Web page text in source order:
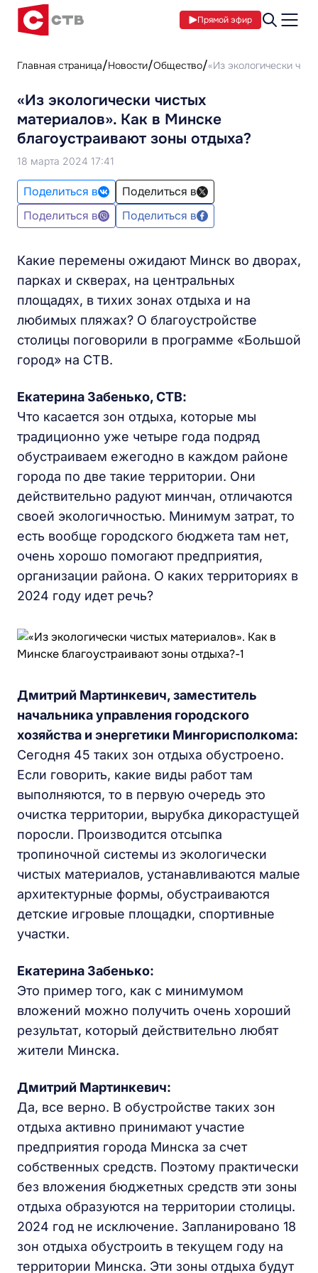
Прямой эфир
Главная страница Новости Общество «Из экологически
«Из экологически чистых
материалов». Как в Минске
благоустраивают зоны отдыха?
18 марта 2024 17:41
Поделиться в
Поделиться в
Поделиться в
Поделиться в
Какие перемены ожидают Минск во дворах,
парках и скверах, на центральных
площадях, в тихих зонах отдыха и на
любимых пляжах? О благоустройстве
столицы поговорили в программе «Большой
город» на СТВ.
Екатерина Забенько, СТВ:
Что касается зон отдыха, которые мы
традиционно уже четыре года подряд
обустраиваем ежегодно в каждом районе
города по две такие территории. Они
действительно радуют минчан, отличаются
своей экологичностью. Минимум затрат, то
есть вообще городского бюджета там нет,
очень хорошо помогают предприятия,
организации района. О каких территориях в
2024 году идет речь?
Дмитрий Мартинкевич, заместитель
начальника управления городского
хозяйства и энергетики Мингорисполкома:
Сегодня 45 таких зон отдыха обустроено.
Если говорить, какие виды работ там
выполняются, то в первую очередь это
очистка территории, вырубка дикорастущей
поросли. Производится отсыпка
тропиночной системы из экологически
чистых материалов, устанавливаются малые
архитектурные формы, обустраиваются
детские игровые площадки, спортивные
участки.
Екатерина Забенько:
Это пример того, как с минимумом
вложений можно получить очень хороший
результат, который действительно любят
жители Минска.
Дмитрий Мартинкевич:
Да, все верно. В обустройстве таких зон
отдыха активно принимают участие
предприятия города Минска за счет
собственных средств. Поэтому практически
без вложения бюджетных средств эти зоны
отдыха образуются на территории столицы.
2024 год не исключение. Запланировано 18
зон отдыха обустроить в текущем году на
территории Минска. Эти зоны отдыха будут